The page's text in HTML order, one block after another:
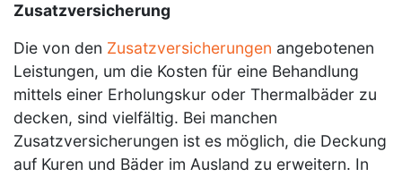
Zusatzversicherung
Die von den Zusatzversicherungen angebotenen
Leistungen, um die Kosten für eine Behandlung
mittels einer Erholungskur oder Thermalbäder zu
decken, sind vielfältig. Bei manchen
Zusatzversicherungen ist es möglich, die Deckung
auf Kuren und Bäder im Ausland zu erweitern. In